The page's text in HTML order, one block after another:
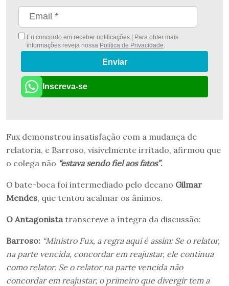
Eu concordo em receber notificações | Para obter mais
informações reveja nossa Política de Privacidade
Enviar
Inscreva-se
Fux demonstrou insatisfação com a mudança de
relatoria, e Barroso, visivelmente irritado, afirmou que
o colega não “estava sendo fiel aos fatos”.
O bate-boca foi intermediado pelo decano Gilmar
Mendes, que tentou acalmar os ânimos.
O Antagonista transcreve a íntegra da discussão:
Barroso: “Ministro Fux, a regra aqui é assim: Se o relator,
na parte vencida, concordar em reajustar, ele continua
como relator. Se o relator na parte vencida não
concordar em reajustar, o primeiro que divergir tem a